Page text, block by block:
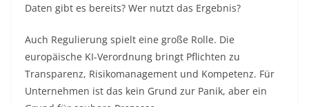
Daten gibt es bereits? Wer nutzt das Ergebnis?
Auch Regulierung spielt eine große Rolle. Die
europäische KI-Verordnung bringt Pflichten zu
Transparenz, Risikomanagement und Kompetenz. Für
Unternehmen ist das kein Grund zur Panik, aber ein